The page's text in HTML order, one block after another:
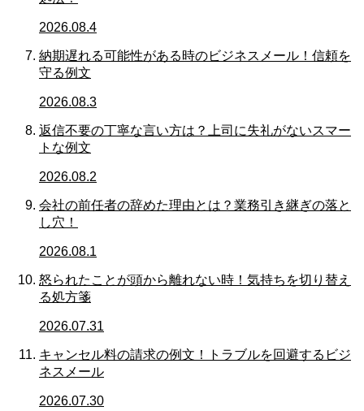
2026.08.4
納期遅れる可能性がある時のビジネスメール！信頼を
守る例文
2026.08.3
返信不要の丁寧な言い方は？上司に失礼がないスマー
トな例文
2026.08.2
会社の前任者の辞めた理由とは？業務引き継ぎの落と
し穴！
2026.08.1
怒られたことが頭から離れない時！気持ちを切り替え
る処方箋
2026.07.31
キャンセル料の請求の例文！トラブルを回避するビジ
ネスメール
2026.07.30